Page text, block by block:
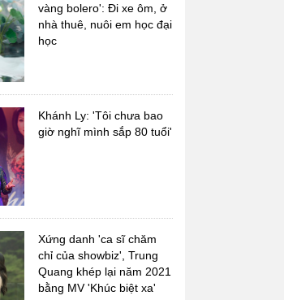
vàng bolero': Đi xe ôm, ở
nhà thuê, nuôi em học đại
học
Khánh Ly: 'Tôi chưa bao
giờ nghĩ mình sắp 80 tuổi'
Xứng danh 'ca sĩ chăm
chỉ của showbiz', Trung
Quang khép lại năm 2021
bằng MV 'Khúc biệt xa'